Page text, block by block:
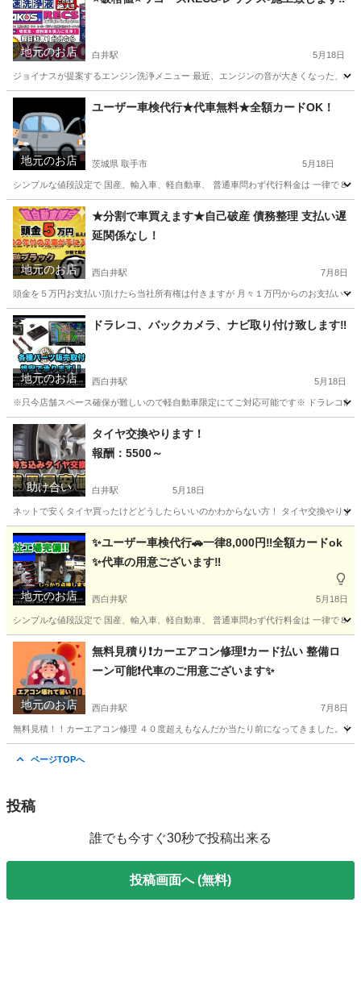
地元のお店 白井駅 5月18日
ジョイナスが提案するエンジン洗浄メニュー 最近、エンジンの音が大きくなった、
千葉 白井市 白井駅 車検 ワコーズ
地元のお店
ユーザー車検代行★代車無料★全額カードOK！
茨城県 取手市 5月18日
シンプルな値段設定で 国産、輸入車、軽自動車、 普通車問わず代行料金は 一律で８
茨城 取手市 車検 無料
地元のお店
★分割で車買えます★自己破産 債務整理 支払い遅
延関係なし！
西白井駅 7月8日
頭金を５万円お支払い頂けたら当社所有権は付きますが 月々１万円からのお支払い
千葉 白井市 西白井駅 車検 アルミホイール
地元のお店
ドラレコ、バックカメラ、ナビ取り付け致します‼️
西白井駅 5月18日
※只今店舗スペース確保が難しいので軽自動車限定にてご対応可能です※ ドラレコ前
千葉 白井市 西白井駅 車検 ドラレコ
助け合い
タイヤ交換やります！
報酬：5500～
白井駅 5月18日
ネットで安くタイヤ買ったけどどうしたらいいのかわからない方！ タイヤ交換や
千葉 白井市 白井駅 手伝いたい/助けたい ホイール
地元のお店
✨ユーザー車検代行🚗一律8,000円‼︎全額カードok
✨代車の用意ございます‼️
西白井駅 5月18日
シンプルな値段設定で 国産、輸入車、軽自動車、 普通車問わず代行料金は 一律で８
千葉 白井市 西白井駅 車検 ユーザー車検
地元のお店
無料見積り❗️カーエアコン修理❗️カード払い 整備ロ
ーン可能❗️代車のご用意ございます✨
西白井駅 7月8日
無料見積！！カーエアコン修理 ４０度超えもなんだか当たり前になってきました。
ページTOPへ
投稿
誰でも今すぐ30秒で投稿出来る
投稿画面へ (無料)